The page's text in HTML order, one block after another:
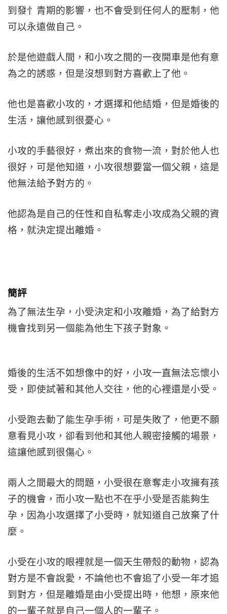
到發忄青期的影響，也不會受到任何人的壓制，他
可以永遠做自己。
於是他遊戲人間，和小攻之間的一夜開車是他有意
為之的誘惑，但是沒想到對方喜歡上了他。
他也是喜歡小攻的，才選擇和他結婚，但是婚後的
生活，讓他感到很憂心。
小攻的手藝很好，煮出來的食物一流，對於他人也
很好，可是他知道，小攻很想要當一個父親，這是
他無法給予對方的。
他認為是自己的任性和自私奪走小攻成為父親的資
格，就決定提出離婚。
簡評
為了無法生孕，小受決定和小攻離婚，為了給對方
機會找到另一個能為他生下孩子對象。
婚後的生活不如想像中的好，小攻一直無法忘懷小
受，即使試著和其他人交往，他的心裡還是小受。
小受跑去動了能生孕手術，可是失敗了，他更不願
意看見小攻，卻看到他和其他人親密接觸的場景，
這讓他感到很傷心。
兩人之間最大的問題，小受很在意奪走小攻擁有孩
子的機會，而小攻一點也不在乎小受是否能夠生
孕，因為小攻選擇了小受時，就知道自己放棄了什
麼。
小受在小攻的眼裡就是一個天生帶殼的動物，認為
對方是不會說愛，不論他也不會追了小受一年才追
到對方，但是離婚是由小受提出時，他想，原來他
的一輩子就是自己一個人的一輩子。